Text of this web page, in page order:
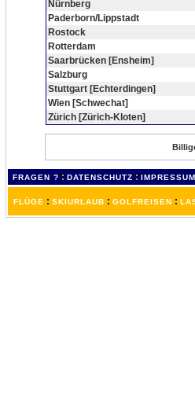
Nürnberg
Paderborn/Lippstadt
Rostock
Rotterdam
Saarbrücken [Ensheim]
Salzburg
Stuttgart [Echterdingen]
Wien [Schwechat]
Zürich [Zürich-Kloten]
FRAGEN ? : DATENSCHUTZ : IMPRESSUM
FLÜGE : SKIURLAUB : GOLFREISEN :